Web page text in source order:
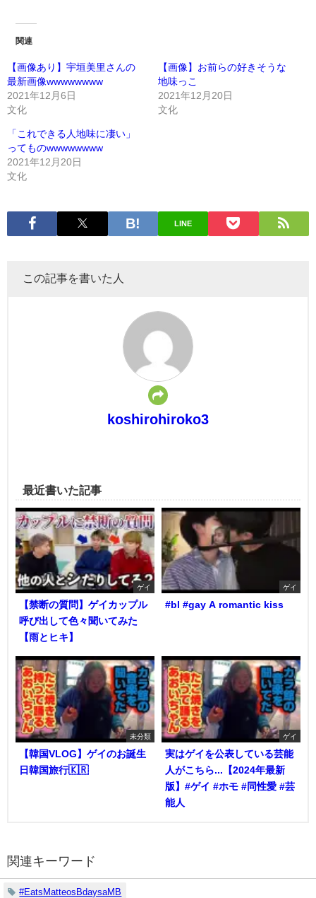
関連
【画像あり】宇垣美里さんの
最新画像wwwwwwww
2021年12月6日
文化
【画像】お前らの好きそうな
地味っこ
2021年12月20日
文化
「これできる人地味に凄い」
ってものwwwwwwww
2021年12月20日
文化
LINE
この記事を書いた人
koshirohiroko3
最近書いた記事
ゲイ
【禁断の質問】ゲイカップル
呼び出して色々聞いてみた
【雨とヒキ】
ゲイ
#bl #gay A romantic kiss
未分類
【韓国VLOG】ゲイのお誕生
日韓国旅行🇰🇷
ゲイ
実はゲイを公表している芸能
人がこちら...【2024年最新
版】#ゲイ #ホモ #同性愛 #芸
能人
関連キーワード
#EatsMatteosBdaysaMB